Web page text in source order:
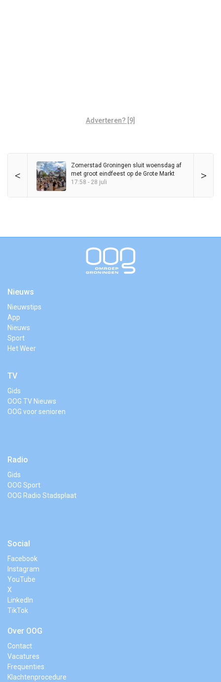
Adverteren? [9]
< >
Zomerstad Groningen sluit woensdag af
met groot eindfeest op de Grote Markt
17:58 - 28 juli
Nieuws
Nieuwstips
App
Nieuws
Sport
Het Weer
TV
Gids
OOG TV Nieuws
OOG voor senioren
Radio
Gids
OOG Sport
OOG Radio Stadsplaat
Social
Facebook
Instagram
YouTube
X
LinkedIn
TikTok
Over OOG
Contact
Vacatures
Frequenties
Klachtenprocedure